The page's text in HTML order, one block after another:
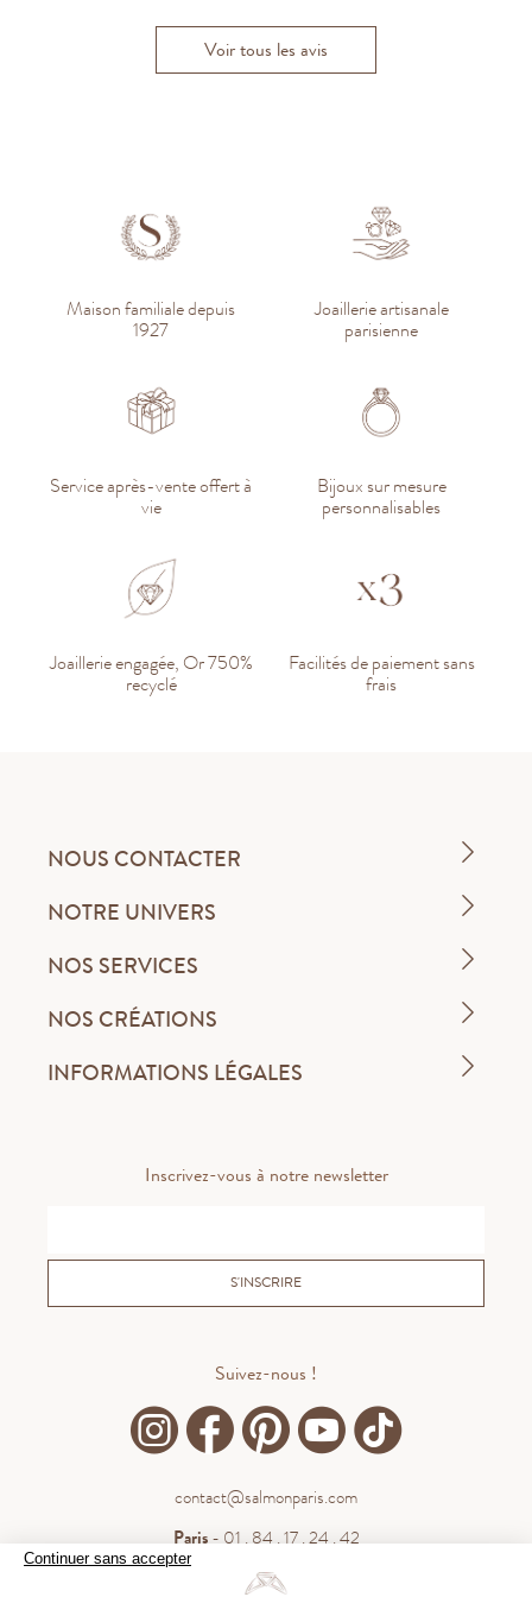
Continuer sans accepter
Voir tous les avis
Maison familiale depuis
1927
Joaillerie artisanale
parisienne
Service après-vente offert à
vie
Bijoux sur mesure
personnalisables
Joaillerie engagée, Or 750%
recyclé
Facilités de paiement sans
frais
NOUS CONTACTER
NOTRE UNIVERS
NOS SERVICES
NOS CRÉATIONS
INFORMATIONS LÉGALES
Inscrivez-vous à notre newsletter
S'INSCRIRE
Suivez-nous !
contact@salmonparis.com
Paris- 01 . 84 . 17 . 24 . 42
- 05 . 35 . 54 . 45 . 53